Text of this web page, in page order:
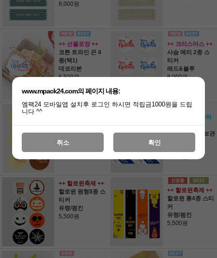
8,000원
++ 선물포장 ++
코튼 트와인 끈 4
종(택1)
데코리본
6,500원
++ 크리스마스 ++
사슴 메리 2종 스
티커
레드&블루
8,000원
티커
바닐라&초코
8,000원
++ 션하게 보관하
자 ++
신선식품 냉장보관
++ 할로윈축제 ++
할로윈 원형8종 스
티커
유령/펌킨
5,500원
++ 할로윈축제 ++
할로윈 롱4종 스티
커
유령/펌킨
5,500원
www.mpack24.com의 페이지 내용:
엠팩24 모바일앱 설치후 로그인 하시면 적립금1000원을 드립
니다 ^^
취소 확인